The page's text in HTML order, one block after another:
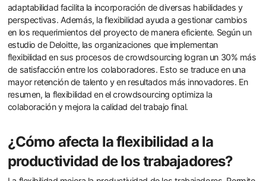
adaptabilidad facilita la incorporación de diversas habilidades y
perspectivas. Además, la flexibilidad ayuda a gestionar cambios
en los requerimientos del proyecto de manera eficiente. Según un
estudio de Deloitte, las organizaciones que implementan
flexibilidad en sus procesos de crowdsourcing logran un 30% más
de satisfacción entre los colaboradores. Esto se traduce en una
mayor retención de talento y en resultados más innovadores. En
resumen, la flexibilidad en el crowdsourcing optimiza la
colaboración y mejora la calidad del trabajo final.
¿Cómo afecta la flexibilidad a la
productividad de los trabajadores?